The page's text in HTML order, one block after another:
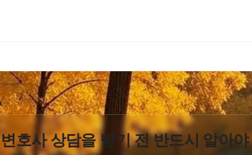
변호사 상담을 받기 전 반드시 알아